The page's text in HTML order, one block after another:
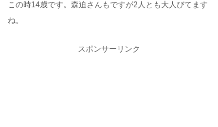
この時14歳です。森迫さんもですが2人とも大人びてます
ね。
スポンサーリンク